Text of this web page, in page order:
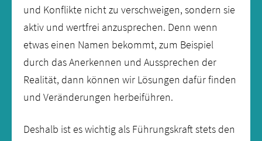
und Konflikte nicht zu verschweigen, sondern sie
aktiv und wertfrei anzusprechen. Denn wenn
etwas einen Namen bekommt, zum Beispiel
durch das Anerkennen und Aussprechen der
Realität, dann können wir Lösungen dafür finden
und Veränderungen herbeiführen.
Deshalb ist es wichtig als Führungskraft stets den